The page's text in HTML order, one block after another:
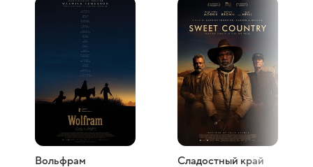
Вольфрам Сладостный край